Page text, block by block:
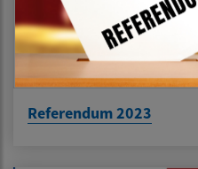
Referendum 2023